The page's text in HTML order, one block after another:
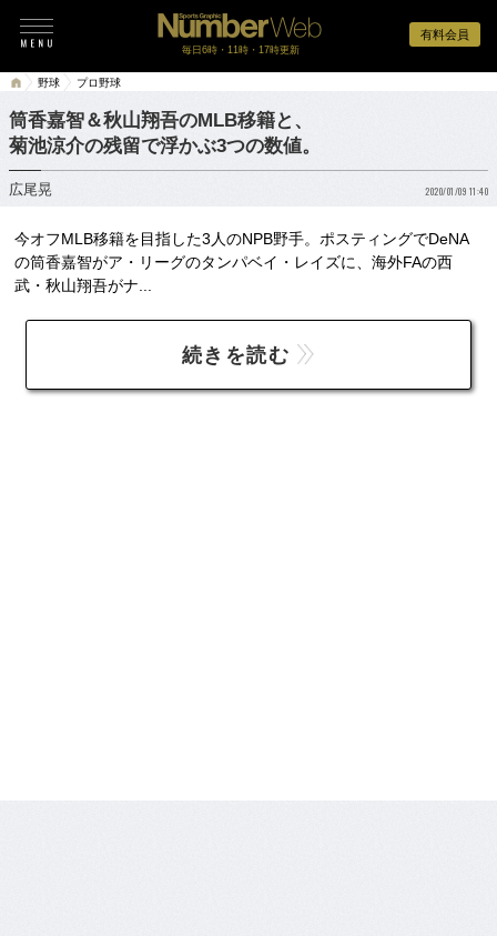
有料会員
毎日6時・11時・17時更新
野球 プロ野球
筒香嘉智＆秋山翔吾のMLB移籍と、
菊池涼介の残留で浮かぶ3つの数値。
広尾晃 2020/01/09 11:40
今オフMLB移籍を目指した3人のNPB野手。ポスティングでDeNA
の筒香嘉智がア・リーグのタンパベイ・レイズに、海外FAの西
武・秋山翔吾がナ...
続きを読む